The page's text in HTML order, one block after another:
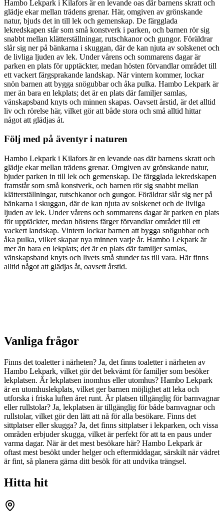
Hambo Lekpark i Kilafors är en levande oas där barnens skratt och
glädje ekar mellan trädens grenar. Här, omgiven av grönskande
natur, bjuds det in till lek och gemenskap. De färgglada
lekredskapen står som små konstverk i parken, och barnen rör sig
snabbt mellan klätterställningar, rutschkanor och gungor. Föräldrar
slår sig ner på bänkarna i skuggan, där de kan njuta av solskenet och
de livliga ljuden av lek. Under vårens och sommarens dagar är
parken en plats för upptäckter, medan hösten förvandlar området till
ett vackert färgsprakande landskap. När vintern kommer, lockar
snön barnen att bygga snögubbar och åka pulka. Hambo Lekpark är
mer än bara en lekplats; det är en plats där familjer samlas,
vänskapsband knyts och minnen skapas. Oavsett årstid, är det alltid
liv och rörelse här, vilket gör att både stora och små alltid hittar
något att glädjas åt.
Följ med på äventyr i naturen
Hambo Lekpark i Kilafors är en levande oas där barnens skratt och
glädje ekar mellan trädens grenar. Omgiven av grönskande natur,
bjuder parken in till lek och gemenskap. De färgglada lekredskapen
framstår som små konstverk, och barnen rör sig snabbt mellan
klätterställningar, rutschkanor och gungor. Föräldrar slår sig ner på
bänkarna i skuggan, där de kan njuta av solskenet och de livliga
ljuden av lek. Under vårens och sommarens dagar är parken en plats
för upptäckter, medan höstens färger förvandlar området till ett
vackert landskap. Vintern lockar barnen att bygga snögubbar och
åka pulka, vilket skapar nya minnen varje år. Hambo Lekpark är
mer än bara en lekplats; det är en plats där familjer samlas,
vänskapsband knyts och livets små stunder tas till vara. Här finns
alltid något att glädjas åt, oavsett årstid.
Vanliga frågor
Finns det toaletter i närheten? Ja, det finns toaletter i närheten av
Hambo Lekpark, vilket gör det bekvämt för familjer som besöker
lekplatsen. Är lekplatsen inomhus eller utomhus? Hambo Lekpark
är en utomhuslekplats, vilket ger barnen möjlighet att leka och
utforska i friska luften året runt. Är platsen tillgänglig för barnvagnar
eller rullstolar? Ja, lekplatsen är tillgänglig för både barnvagnar och
rullstolar, vilket gör den lätt att nå för alla besökare. Finns det
sittplatser eller skugga? Ja, det finns sittplatser i lekparken, och vissa
områden erbjuder skugga, vilket är perfekt för att ta en paus under
varma dagar. När är det mest besökare här? Hambo Lekpark är
oftast mest besökt under helger och eftermiddagar, särskilt när vädret
är fint, så planera gärna ditt besök för att undvika trängsel.
Hitta hit